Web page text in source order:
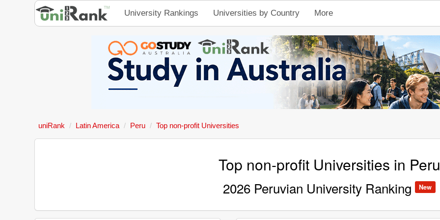
University Rankings Universities by Country More
uniRank Latin America Peru Top non-profit Universities
Top non-profit Universities in Peru
2026 Peruvian University Ranking New